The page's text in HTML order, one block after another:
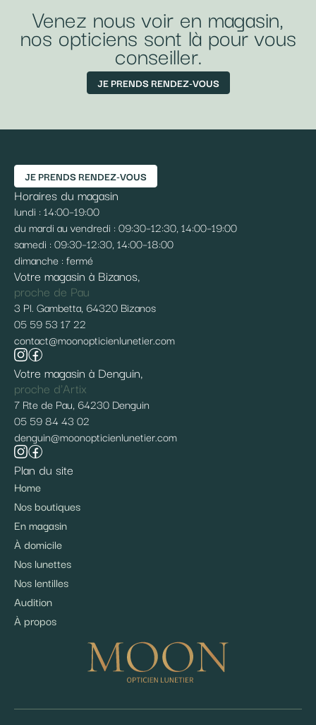
Venez nous voir en magasin,
nos opticiens sont là pour vous
conseiller.
JE PRENDS RENDEZ-VOUS
JE PRENDS RENDEZ-VOUS
Horaires du magasin
lundi : 14:00–19:00
du mardi au vendredi : 09:30–12:30, 14:00–19:00
samedi : 09:30–12:30, 14:00–18:00
dimanche : fermé
Votre magasin à Bizanos,
proche de Pau
3 Pl. Gambetta, 64320 Bizanos
05 59 53 17 22
contact@moonopticienlunetier.com
Votre magasin à Denguin,
proche d'Artix
7 Rte de Pau, 64230 Denguin
05 59 84 43 02
denguin@moonopticienlunetier.com
Plan du site
Home
Nos boutiques
En magasin
À domicile
Nos lunettes
Nos lentilles
Audition
À propos